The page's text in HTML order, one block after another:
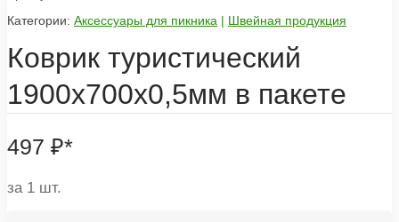
Категории: Аксессуары для пикника | Швейная продукция
Коврик туристический
1900x700x0,5мм в пакете
497 ₽*
за 1 шт.